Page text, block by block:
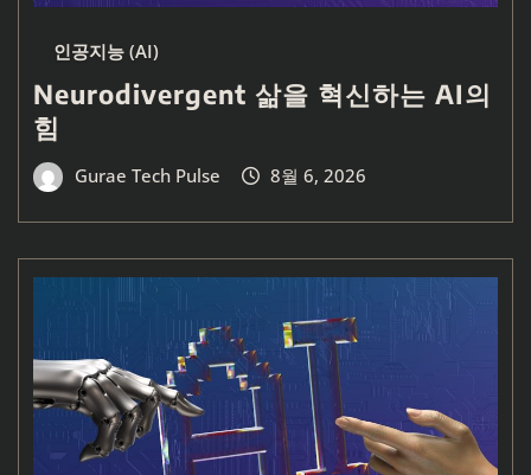
인공지능 (AI)
Neurodivergent 삶을 혁신하는 AI의
힘
Gurae Tech Pulse 8월 6, 2026